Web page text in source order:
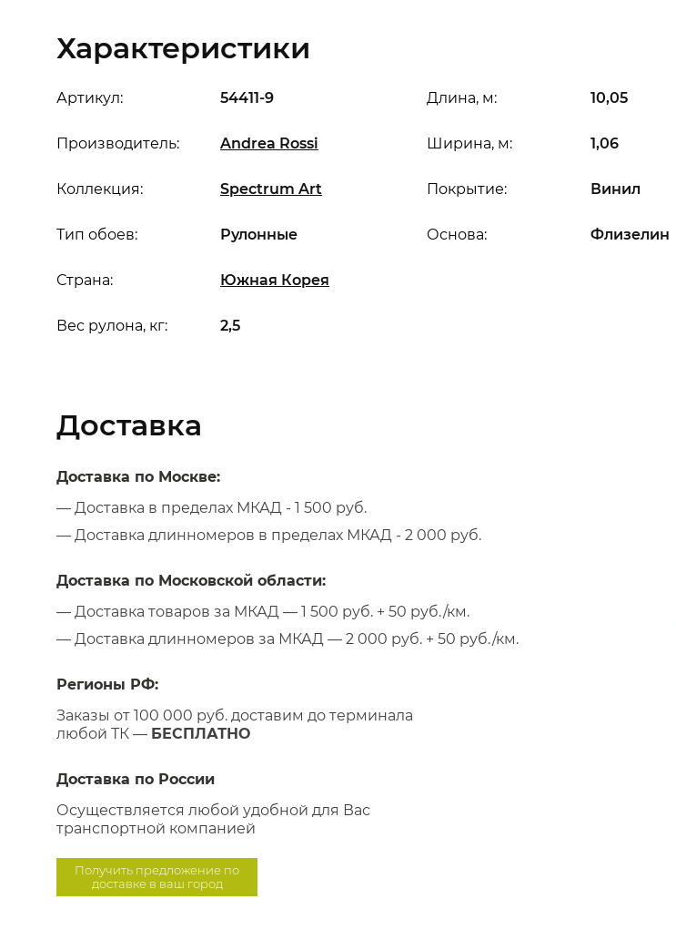
Характеристики
Артикул: 54411-9
Производитель: Andrea Rossi
Коллекция: Spectrum Art
Длина, м: 10,05
Ширина, м: 1,06
Вес рулона, кг: 2,5
Основа: Флизелин
Покрытие: Винил
Страна: Южная Корея
Тип обоев: Рулонные
Доставка
Доставка по Москве:
— Доставка в пределах МКАД - 1 500 руб.
— Доставка длинномеров в пределах МКАД - 2 000 руб.
Доставка по Московской области:
— Доставка товаров за МКАД — 1 500 руб. + 50 руб./км.
— Доставка длинномеров за МКАД — 2 000 руб. + 50 руб./км.
Регионы РФ:
Заказы от 100 000 руб. доставим до терминала
любой ТК — БЕСПЛАТНО
Доставка по России
Осуществляется любой удобной для Вас
транспортной компанией
Получить предложение по
доставке в ваш город